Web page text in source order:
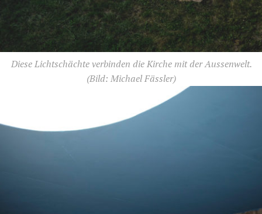
Diese Lichtschächte verbinden die Kirche mit der Aussenwelt.
(Bild: Michael Fässler)